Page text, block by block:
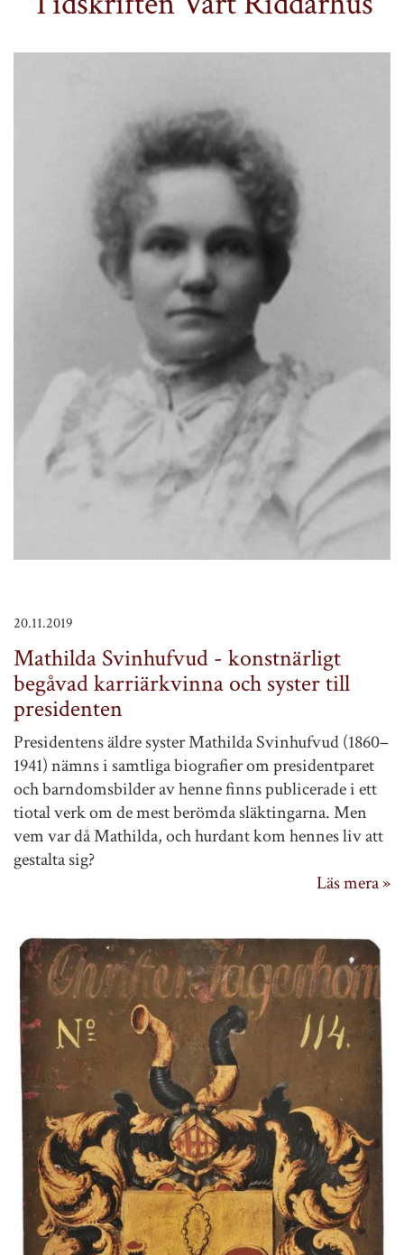
Mathilda Svinhufvud - konstnärligt
begåvad karriärkvinna och syster till
presidenten
Presidentens äldre syster Mathilda Svinhufvud (1860–
1941) nämns i samtliga biografier om presidentparet
och barndomsbilder av henne finns publicerade i ett
tiotal verk om de mest berömda släktingarna. Men
vem var då Mathilda, och hurdant kom hennes liv att
gestalta sig?
Läs mera »
20.11.2019